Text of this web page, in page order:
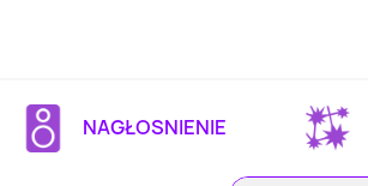
NAGŁOSNIENIE